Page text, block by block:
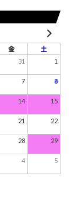
金
土
31 1
7 8
14 15
21 22
28 29
4 5